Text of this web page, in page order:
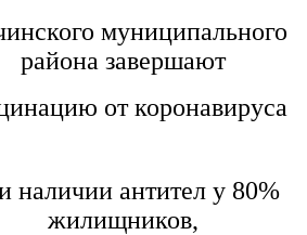
муниципального
района завершают
от коронавируса
наличии антител у 80%
жилищников,